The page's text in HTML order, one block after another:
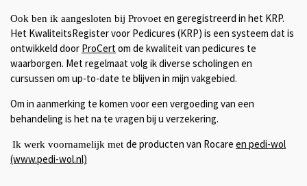
Ook ben ik aangesloten bij Provoet en geregistreerd in het KRP.
Het KwaliteitsRegister voor Pedicures (KRP) is een systeem dat is
ontwikkeld door ProCertom de kwaliteit van pedicures te
waarborgen. Met regelmaat volg ik diverse scholingen en
cursussen om up-to-date te blijven in mijn vakgebied.
Om in aanmerking te komen voor een vergoeding van een
behandeling is het na te vragen bij u verzekering.
Ik werk voornamelijk met de producten van Rocare en pedi-wol
(www.pedi-wol.nl)